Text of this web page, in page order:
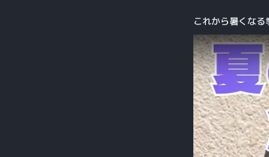
これから暑くな